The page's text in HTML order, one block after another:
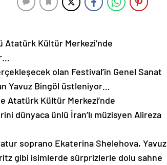
Atatürk Kültür Merkezi’nde
olan Festival’in Genel Sanat
Yavuz Bingöl üstleniyor…
Atatürk Kültür Merkezi’nde
dünyaca ünlü İran’lı müzisyen Alireza
soprano Ekaterina Shelehova, Yavuz
gibi isimlerde sürprizlerle dolu sahne